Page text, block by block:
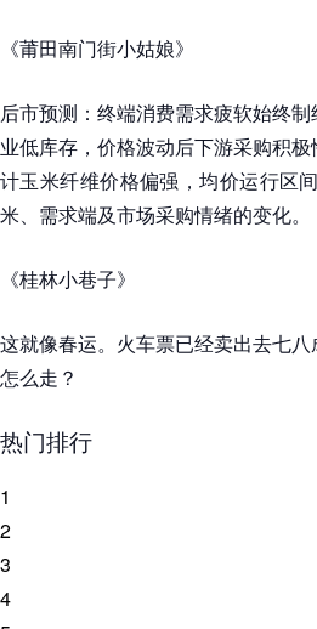
《莆田南门街小姑娘》
后市预测：终端消费需求疲软始终
业低库存，价格波动后下游采购积
计玉米纤维价格偏强，均价运行区
米、需求端及市场采购情绪的变化。
《桂林小巷子》
这就像春运。火车票已经卖出去七
怎么走？
热门排行
1
2
3
4